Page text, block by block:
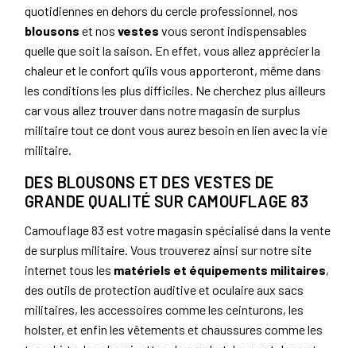
quotidiennes en dehors du cercle professionnel, nos
blousons et nos vestes vous seront indispensables
quelle que soit la saison. En effet, vous allez apprécier la
chaleur et le confort qu’ils vous apporteront, même dans
les conditions les plus difficiles. Ne cherchez plus ailleurs
car vous allez trouver dans notre magasin de surplus
militaire tout ce dont vous aurez besoin en lien avec la vie
militaire.
DES BLOUSONS ET DES VESTES DE
GRANDE QUALITÉ SUR CAMOUFLAGE 83
Camouflage 83 est votre magasin spécialisé dans la vente
de surplus militaire. Vous trouverez ainsi sur notre site
internet tous les matériels et équipements militaires,
des outils de protection auditive et oculaire aux sacs
militaires, les accessoires comme les ceinturons, les
holster, et enfin les vêtements et chaussures comme les